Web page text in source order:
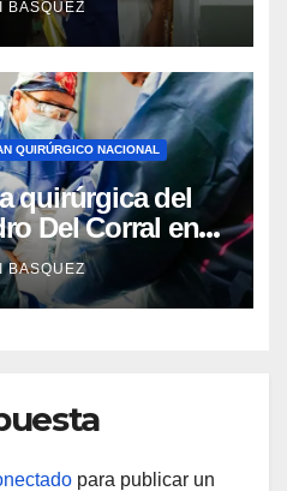
BASQUEZ
QUIRÚRGICO NACIONAL
quirúrgica del
Del Corral en
BASQUEZ
para publicar un